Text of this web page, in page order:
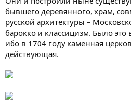
бывшего деревянного, храм,
русской архитектуры –
барокко и классицизм. Было это
ибо в 1704 году каменная
действующая.